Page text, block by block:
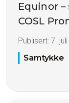
Equinor
COSL
Publisert: 7.
Samtykke